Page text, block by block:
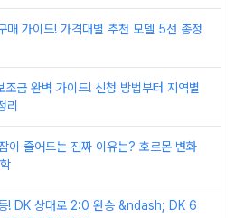
가이드! 가격대별 추천 모델 5선 총정
금 완벽 가이드! 신청 방법부터 지역별
리
줄어드는 진짜 이유는? 호르몬 변화
! DK 상대로 2:0 완승 &ndash; DK 6